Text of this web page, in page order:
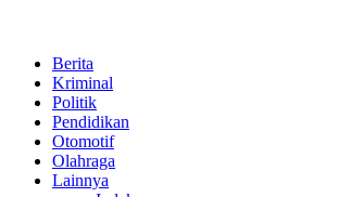
Berita
Kriminal
Politik
Pendidikan
Otomotif
Olahraga
Lainnya